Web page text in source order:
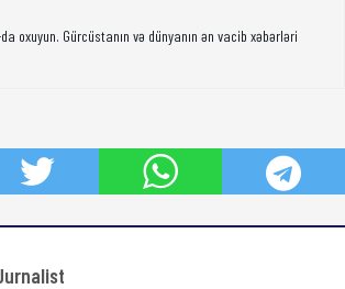
oxuyun. Gürcüstanın və dünyanın ən vacib xəbərləri